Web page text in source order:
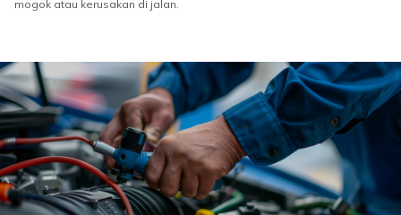
mogok atau kerusakan di jalan.